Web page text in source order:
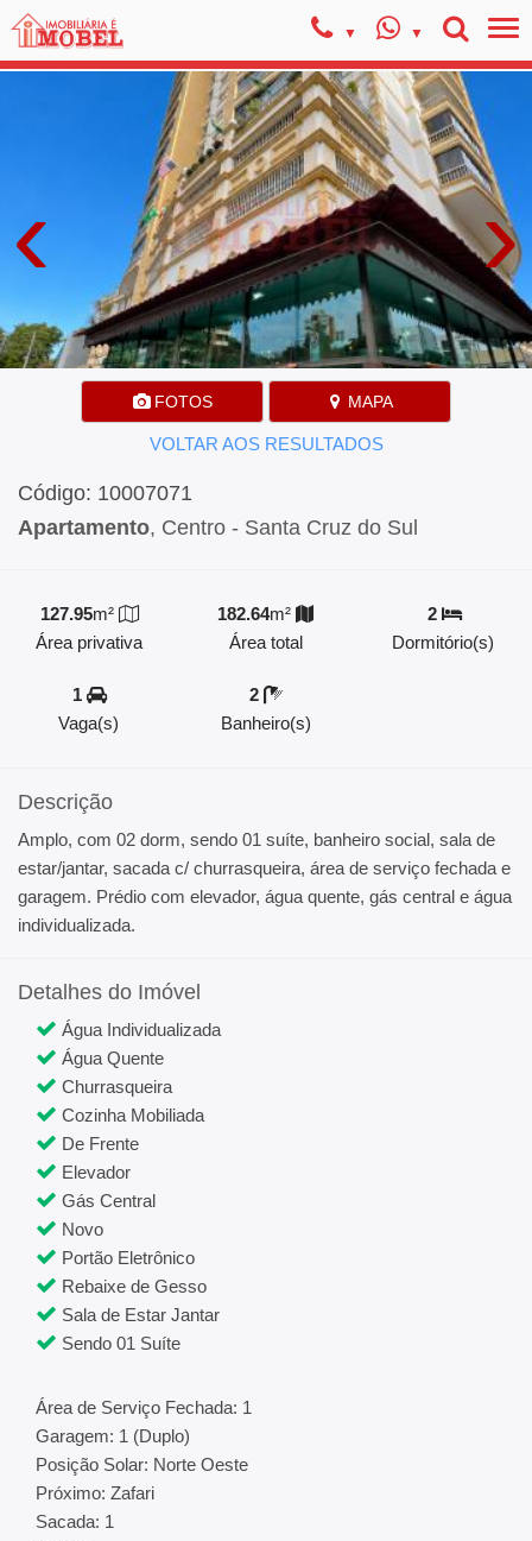
‹ ›
FOTOS MAPA
VOLTAR AOS RESULTADOS
Código: 10007071
Apartamento, Centro - Santa Cruz do Sul
127.95m²
Área privativa
182.64m²
Área total
2
Dormitório(s)
1
Vaga(s)
2
Banheiro(s)
Descrição
Amplo, com 02 dorm, sendo 01 suíte, banheiro social, sala de
estar/jantar, sacada c/ churrasqueira, área de serviço fechada e
garagem. Prédio com elevador, água quente, gás central e água
individualizada.
Detalhes do Imóvel
Água Individualizada
Água Quente
Churrasqueira
Cozinha Mobiliada
De Frente
Elevador
Gás Central
Novo
Portão Eletrônico
Rebaixe de Gesso
Sala de Estar Jantar
Sendo 01 Suíte
Área de Serviço Fechada: 1
Garagem: 1 (Duplo)
Posição Solar: Norte Oeste
Próximo: Zafari
Sacada: 1